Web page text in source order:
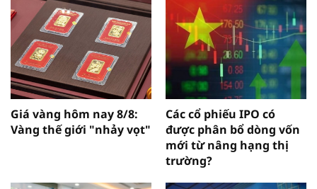
Giá vàng hôm nay 8/8:
Vàng thế giới "nhảy vọt"
Các cổ phiếu IPO có
được phân bổ dòng vốn
mới từ nâng hạng thị
trường?